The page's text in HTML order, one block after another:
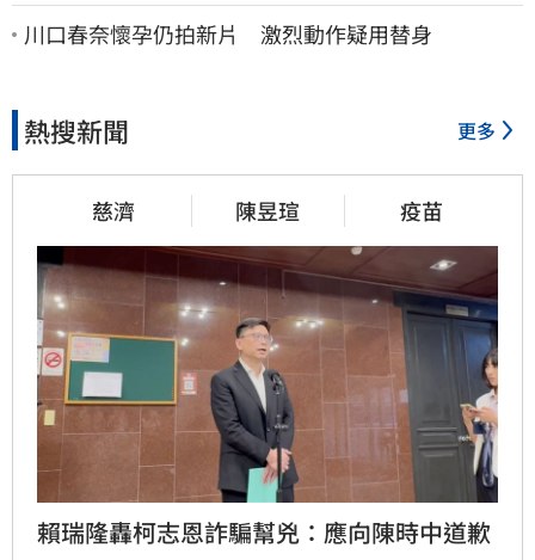
川口春奈懷孕仍拍新片 激烈動作疑用替身
熱搜新聞 更多
慈濟 陳昱瑄 疫苗
賴瑞隆轟柯志恩詐騙幫兇：應向陳時中道歉